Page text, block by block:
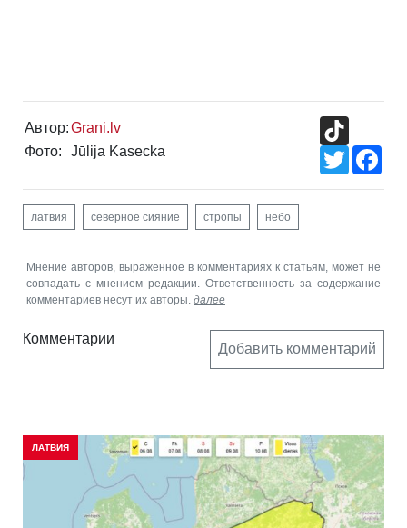
Автор:Grani.lv
Фото:
Jūlija Kasecka
Twitter
латвия северное сияние стропы небо
Мнение авторов, выраженное в комментариях к статьям, может не
совпадать с мнением редакции. Ответственность за содержание
комментариев несут их авторы. далее
Комментарии
Добавить комментарий
ЛАТВИЯ